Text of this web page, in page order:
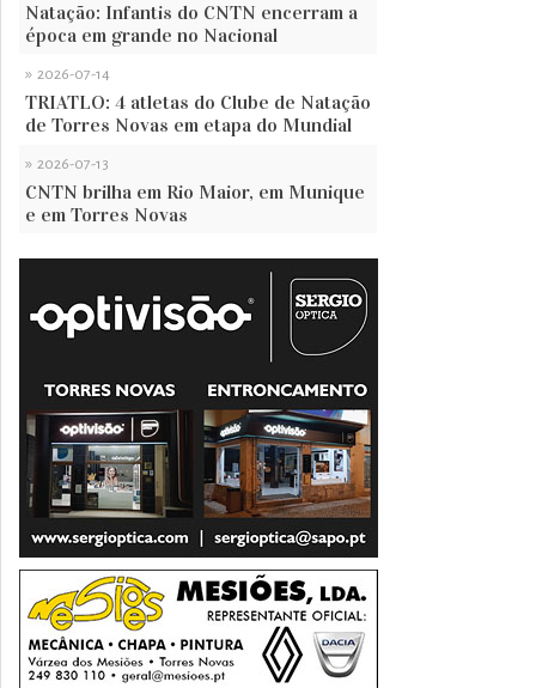
Natação: Infantis do CNTN encerram a
época em grande no Nacional
» 2026-07-14
TRIATLO: 4 atletas do Clube de Natação
de Torres Novas em etapa do Mundial
» 2026-07-13
CNTN brilha em Rio Maior, em Munique
e em Torres Novas